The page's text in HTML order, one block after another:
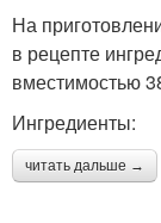
На
в рецепте
вместимостью
Ингредиенты:
читать дальше →